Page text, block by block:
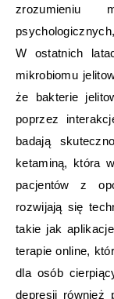
zrozumieniu
W ostatnich
mikrobiomu
że bakterie
poprzez
badają
ketaminą, która
pacjentów z
rozwijają się
takie jak
terapie online,
dla osób
depresji również